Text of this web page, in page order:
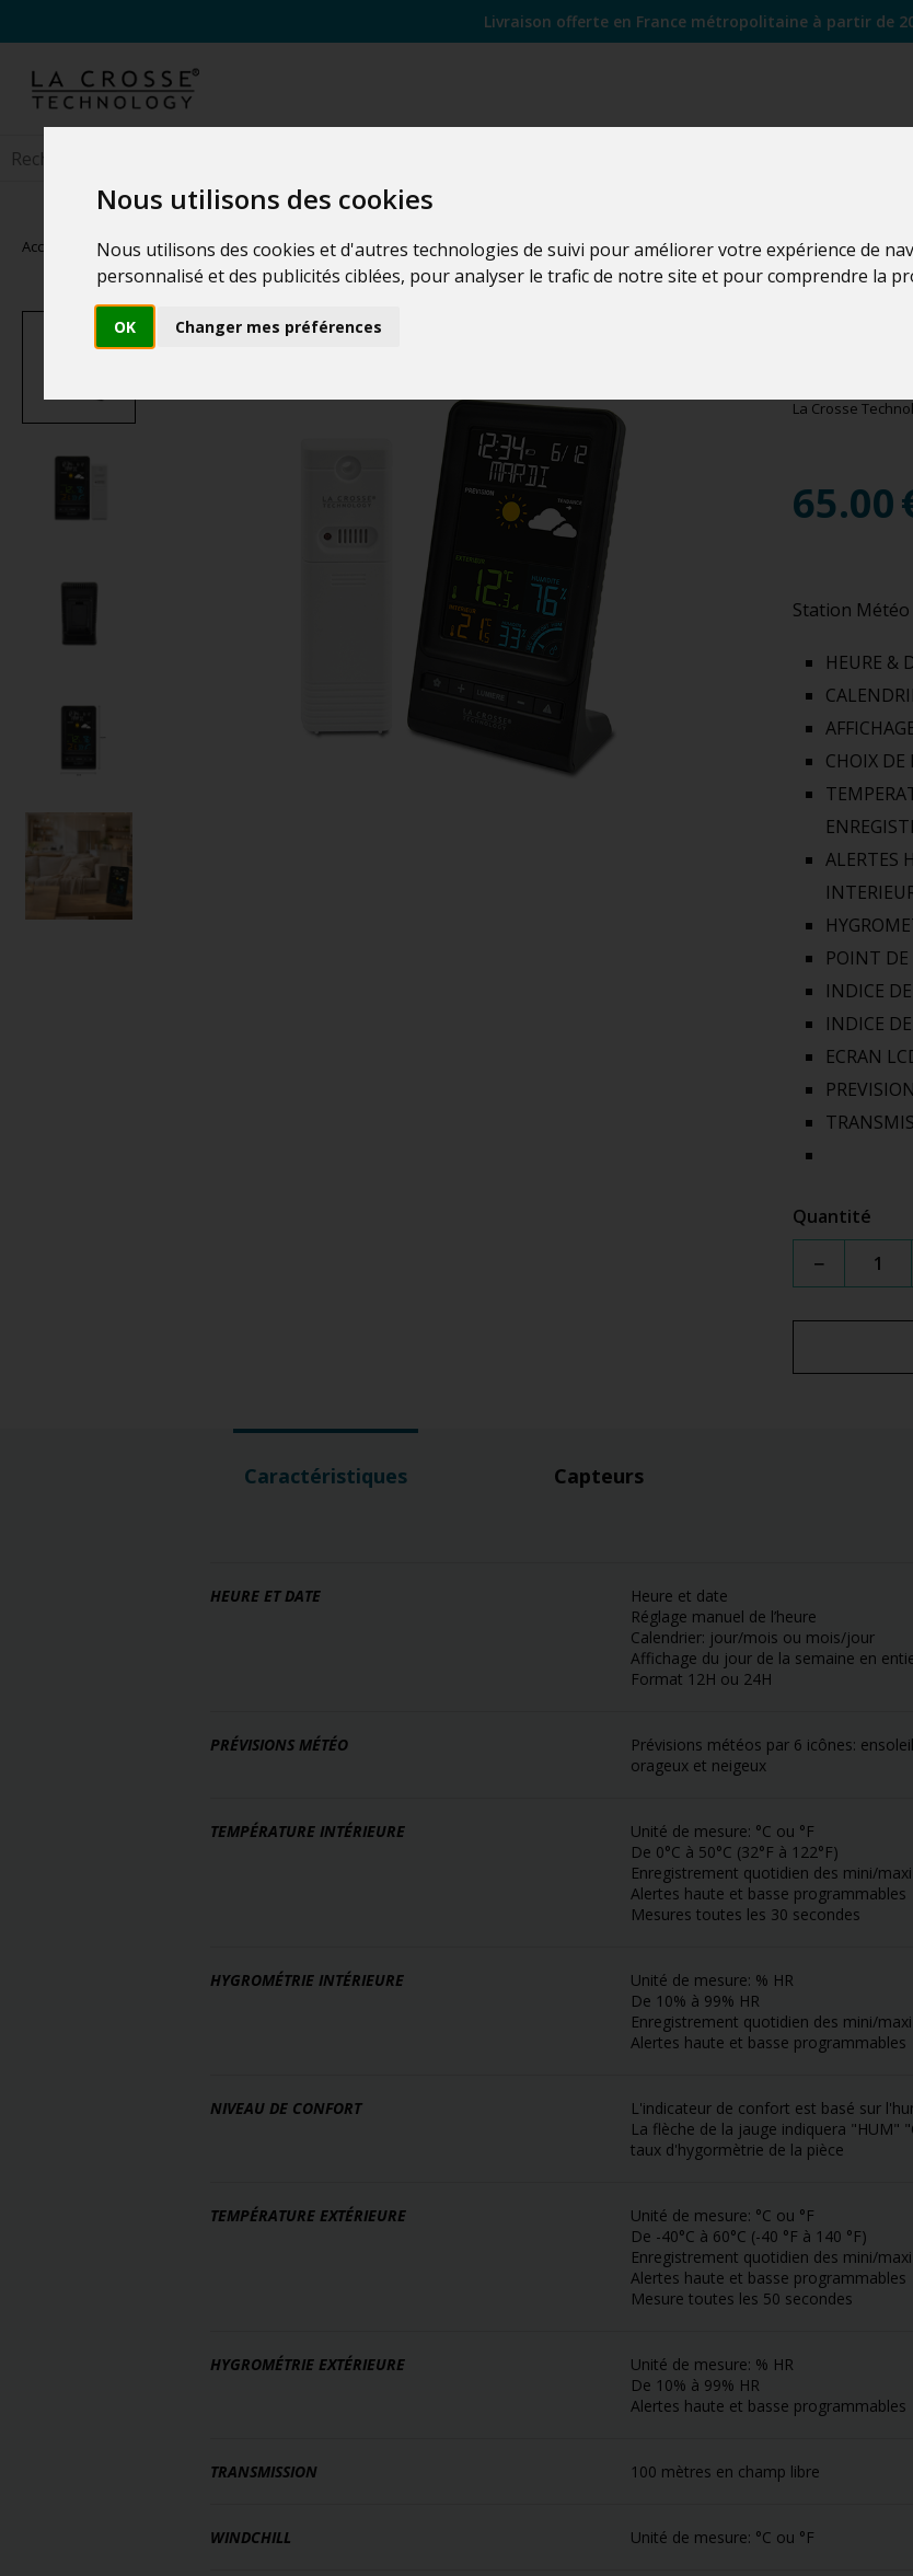
Nous utilisons des cookies
Nous utilisons des cookies et d'autres technologies de suivi pour améliorer votre expérience de
personnalisé et des publicités ciblées, pour analyser le trafic de notre site et pour comprendre la
OK Changer mes préférences
Livraison offerte en France métropolitaine à partir de
Accueil Stations Météo > Stations Météo Familiales
La Crosse
65.00
Station
HEURE &
CHOIX DE
ALERTES
POINT DE
INDICE
INDICE
ECRAN
Quantité
−
Caractéristiques
HEURE ET DATE
Heure et date
Réglage manuel de l’heure
Calendrier: jour/mois ou mois/jour
Affichage du jour de la semaine en
Format 12H ou 24H
PRÉVISIONS MÉTÉO
Prévisions météos par 6 icônes:
orageux et neigeux
TEMPÉRATURE INTÉRIEURE
Unité de mesure: °C ou °F
De 0°C à 50°C (32°F à 122°F)
Enregistrement quotidien des mini/maxi
Alertes haute et basse programmables
Mesures toutes les 30 secondes
HYGROMÉTRIE INTÉRIEURE
Unité de mesure: % HR
De 10% à 99% HR
Enregistrement quotidien des mini/maxi
Alertes haute et basse programmables
NIVEAU DE CONFORT
L'indicateur de confort est basé sur
La flèche de la jauge indiquera "HUM"
taux d'hygormètrie de la pièce
TEMPÉRATURE EXTÉRIEURE
Unité de mesure: °C ou °F
De -40°C à 60°C (-40 °F à 140 °F)
Enregistrement quotidien des mini/maxi
Alertes haute et basse programmables
Mesure toutes les 50 secondes
HYGROMÉTRIE EXTÉRIEURE
Unité de mesure: % HR
De 10% à 99% HR
Alertes haute et basse programmables
TRANSMISSION 100 mètres en champ libre
WINDCHILL Unité de mesure: °C ou °F
Capteurs